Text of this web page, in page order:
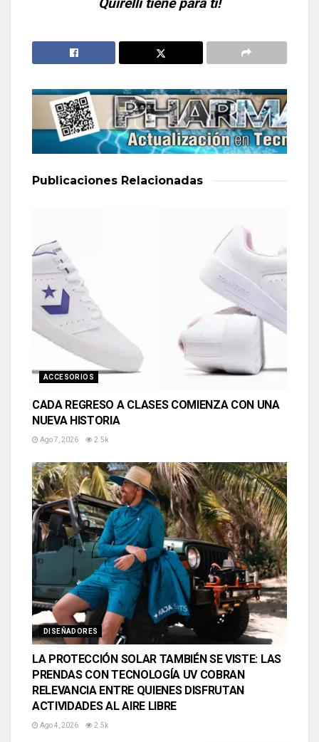
Publicaciones Relacionadas
ACCESORIOS
CADA REGRESO A CLASES COMIENZA CON UNA
NUEVA HISTORIA
Ago 7, 2026 2.5k
DISEÑADORES
LA PROTECCIÓN SOLAR TAMBIÉN SE VISTE: LAS
PRENDAS CON TECNOLOGÍA UV COBRAN
RELEVANCIA ENTRE QUIENES DISFRUTAN
ACTIVIDADES AL AIRE LIBRE
Ago 4, 2026 2.5k